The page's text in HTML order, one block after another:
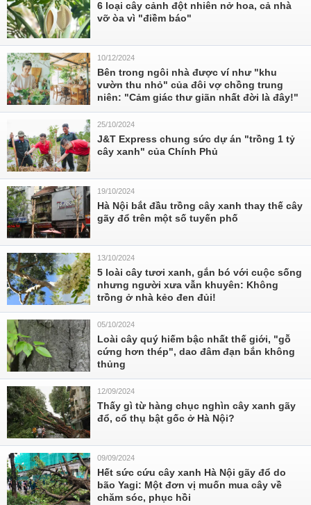
6 loại cây cảnh đột nhiên nở hoa, cả nhà
vỡ òa vì "điềm báo"
10/12/2024
Bên trong ngôi nhà được ví như "khu
vườn thu nhỏ" của đôi vợ chồng trung
niên: "Cảm giác thư giãn nhất đời là đây!"
25/10/2024
J&T Express chung sức dự án "trồng 1 tỷ
cây xanh" của Chính Phủ
19/10/2024
Hà Nội bắt đầu trồng cây xanh thay thế cây
gãy đổ trên một số tuyến phố
13/10/2024
5 loài cây tươi xanh, gắn bó với cuộc sống
nhưng người xưa vẫn khuyên: Không
trồng ở nhà kẻo đen đủi!
05/10/2024
Loài cây quý hiếm bậc nhất thế giới, "gỗ
cứng hơn thép", dao đâm đạn bắn không
thủng
12/09/2024
Thấy gì từ hàng chục nghìn cây xanh gãy
đổ, cổ thụ bật gốc ở Hà Nội?
09/09/2024
Hết sức cứu cây xanh Hà Nội gãy đổ do
bão Yagi: Một đơn vị muốn mua cây về
chăm sóc, phục hồi